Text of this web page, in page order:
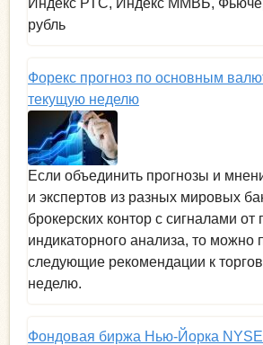
рубль
Форекс прогноз по основным
текущую неделю
Если объединить прогнозы и
и экспертов из разных мировых
брокерских контор с сигналами от
индикаторного анализа, то можно
следующие рекомендации к
неделю.
Фондовая биржа Нью-Йорка NYSE